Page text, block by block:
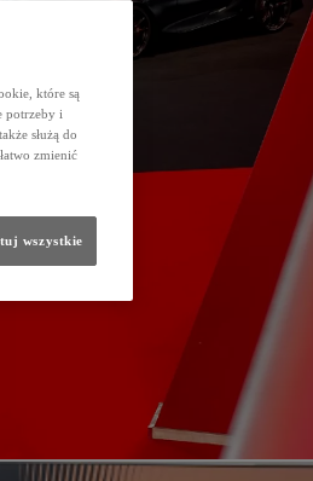
które są
potrzeby i
służą do
zmienić
wszystkie